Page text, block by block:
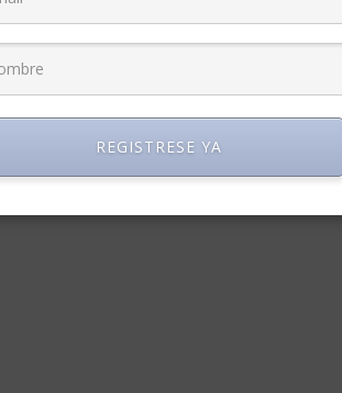
los datos de tus comentarios.
REGISTRESE YA